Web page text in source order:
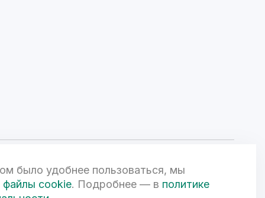
Федерации и может быть изменена по усмотрению компании.
офертой. 3D-визуализации объектов жилой и коммерческой
было удобнее пользоваться, мы
файлы cookie. Подробнее — в политике